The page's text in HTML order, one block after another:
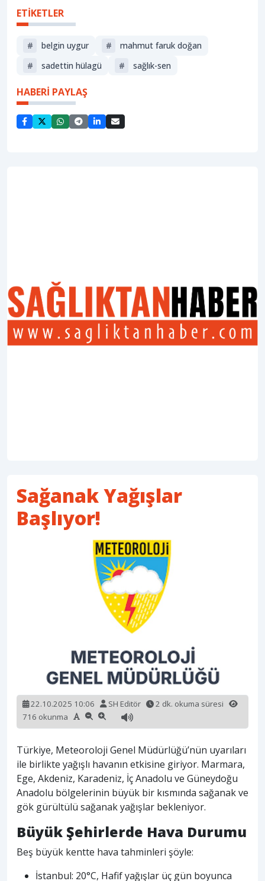
ETİKETLER
# belgin uygur #
mahmut faruk doğan
#
sadettin hülagü # sağlık-sen
HABERİ PAYLAŞ
Sağanak Yağışlar
Başlıyor!
22.10.2025 10:06 SH Editör
2 dk. okuma süresi
716 okunma
Türkiye, Meteoroloji Genel Müdürlüğü’nün uyarıları
ile birlikte yağışlı havanın etkisine giriyor. Marmara,
Ege, Akdeniz, Karadeniz, İç Anadolu ve Güneydoğu
Anadolu bölgelerinin büyük bir kısmında sağanak ve
gök gürültülü sağanak yağışlar bekleniyor.
Büyük Şehirlerde Hava Durumu
Beş büyük kentte hava tahminleri şöyle:
İstanbul: 20°C, Hafif yağışlar üç gün boyunca